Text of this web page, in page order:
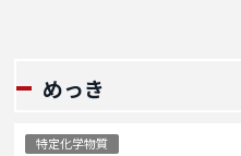
めっき
特定化学物質